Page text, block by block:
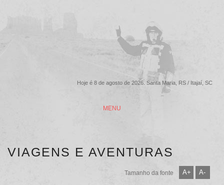
Hoje é 8 de agosto de 2026. Santa Maria, RS / Itajaí, SC
MENU
VIAGENS E AVENTURAS
Tamanho da fonte A+ A-